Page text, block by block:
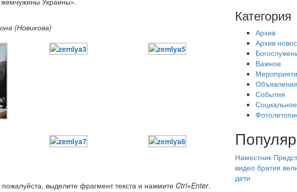
(Новикова)
выделите фрагмент текста и нажмите Ctrl+Enter.
Категория
Архив
Архив
Важное
Объявления
События
Наместник
видео братия
дети